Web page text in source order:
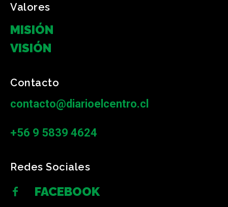
Valores
MISIÓN
VISIÓN
Contacto
contacto@diarioelcentro.cl
+56 9 5839 4624
Redes Sociales
FACEBOOK